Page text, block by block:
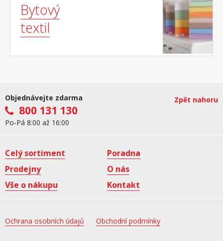
Bytový
textil
Objednávejte zdarma
800 131 130
Po-Pá 8:00 až 16:00
Zpět nahoru
Celý sortiment
Poradna
Prodejny
O nás
Vše o nákupu
Kontakt
Ochrana osobních údajů Obchodní podmínky